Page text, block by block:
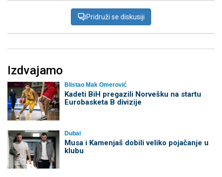
Pridruži se diskusiji
Izdvajamo
Blistao Mak Omerović
Kadeti BiH pregazili Norvešku na startu
Eurobasketa B divizije
Dubai
Musa i Kamenjaš dobili veliko pojačanje u
klubu